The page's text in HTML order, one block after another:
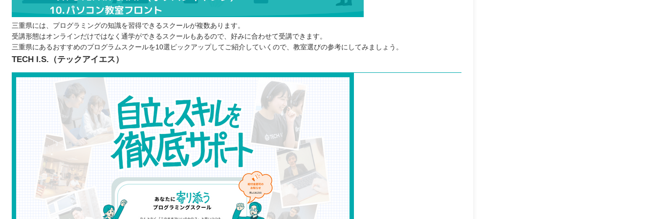
プログラムスクールに通う目的を決める
通い続けられるのか検討する
無料体験や説明会などで直接確認する
三重で自分に合ったプログラムスクールを選ぼう！
三重県には、プログラミングの知識を習得できるスクールが複数あります。
受講形態はオンラインだけではなく通学ができるスクールもあるので、好みに合わせて受講できます。
三重県にあるおすすめのプログラムスクールを10選ピックアップしてご紹介していくので、教室選びの参考にしてみましょう。
TECH I.S.（テックアイエス）